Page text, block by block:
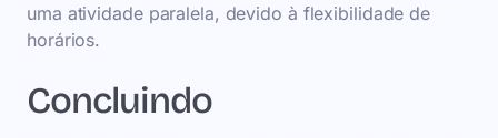
uma atividade paralela, devido à flexibilidade de
horários.
Concluindo